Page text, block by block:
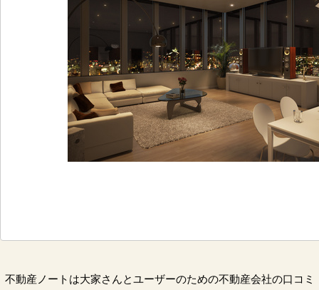
不動産ノートは大家さんとユーザーのための不動産会社の口コミ